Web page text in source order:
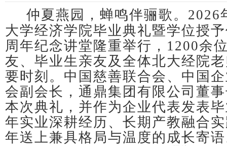
仲夏燕园，蝉鸣伴骊歌。2026
大学经济学院毕业典礼暨学位授
周年纪念讲堂隆重举行，1200余
友、毕业生亲友及全体北大经院
要时刻。中国慈善联合会、中国
会副会长，通鼎集团有限公司董
本次典礼，并作为企业代表发表
年实业深耕经历、长期产教融合
年送上兼具格局与温度的成长寄